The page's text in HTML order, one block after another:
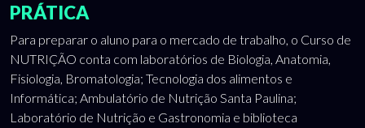
PRÁTICA
Para preparar o aluno para o mercado de trabalho, o Curso de
NUTRIÇÃO conta com laboratórios de Biologia, Anatomia,
Fisiologia, Bromatologia; Tecnologia dos alimentos e
Informática; Ambulatório de Nutrição Santa Paulina;
Laboratório de Nutrição e Gastronomia e biblioteca